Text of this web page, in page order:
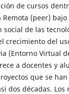
de cursos
Remota (peer)
de las
crecimiento del
(Entorno Virtual
a docentes y
que se
dos décadas. Los